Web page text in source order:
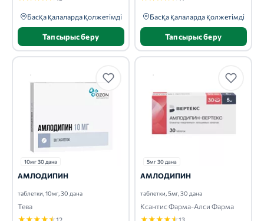
Басқа қалаларда қолжетімді
Тапсырыс беру
Басқа қалаларда қолжетімді
Тапсырыс беру
10мг 30 дана
АМЛОДИПИН
таблетки, 10мг, 30 дана
Тева
12
5мг 30 дана
АМЛОДИПИН
таблетки, 5мг, 30 дана
Ксантис Фарма-Алси Фарма
13